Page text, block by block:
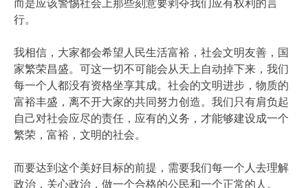
行。
我相信，大家都会希望人民生活富裕，社会文明友善，国
家繁荣昌盛。可这一切不可能会从天上自动掉下来，我们
每一个人都没有资格坐享其成。社会的文明进步，物质的
富裕丰盛，离不开大家的共同努力创造。我们只有肩负起
自己对社会应尽的责任，应有的义务，才能够建设成一个
繁荣，富裕，文明的社会。
而要达到这个美好目标的前提，需要我们每一个人去理解
政治，关心政治，做一个合格的公民和一个正常的人。